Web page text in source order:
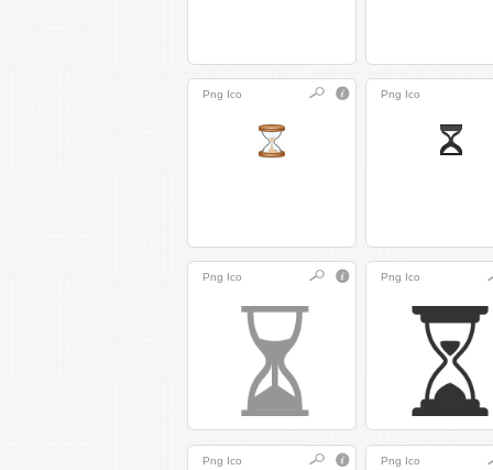
Png Ico Png Ico
Png Ico Png Ico
Png Ico Png Ico